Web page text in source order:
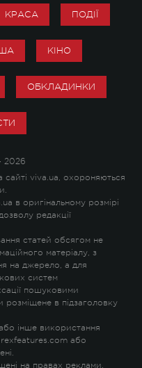
КРАСА ПОДІЇ
КІНО
ОБКЛАДИНКИ
2026
сайті viva.ua, охороняються
в оригінальному розмірі
редакції
статей обсягом не
матеріалу, з
на джерело, а для
систем
пошуковими
розміщене в підзаголовку
інше використання
rexfeatures.com або
на правах реклами.